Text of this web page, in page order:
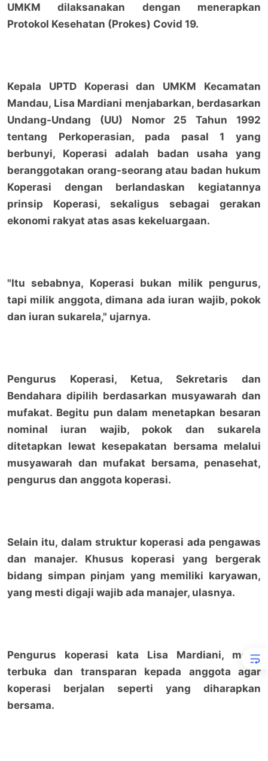
UMKM dilaksanakan dengan menerapkan
Protokol Kesehatan (Prokes) Covid 19.
Kepala UPTD Koperasi dan UMKM Kecamatan
Mandau, Lisa Mardiani menjabarkan, berdasarkan
Undang-Undang (UU) Nomor 25 Tahun 1992
tentang Perkoperasian, pada pasal 1 yang
berbunyi, Koperasi adalah badan usaha yang
beranggotakan orang-seorang atau badan hukum
Koperasi dengan berlandaskan kegiatannya
prinsip Koperasi, sekaligus sebagai gerakan
ekonomi rakyat atas asas kekeluargaan.
"Itu sebabnya, Koperasi bukan milik pengurus,
tapi milik anggota, dimana ada iuran wajib, pokok
dan iuran sukarela," ujarnya.
Pengurus Koperasi, Ketua, Sekretaris dan
Bendahara dipilih berdasarkan musyawarah dan
mufakat. Begitu pun dalam menetapkan besaran
nominal iuran wajib, pokok dan sukarela
ditetapkan lewat kesepakatan bersama melalui
musyawarah dan mufakat bersama, penasehat,
pengurus dan anggota koperasi.
Selain itu, dalam struktur koperasi ada pengawas
dan manajer. Khusus koperasi yang bergerak
bidang simpan pinjam yang memiliki karyawan,
yang mesti digaji wajib ada manajer, ulasnya.
Pengurus koperasi kata Lisa Mardiani, mesti
terbuka dan transparan kepada anggota agar
koperasi berjalan seperti yang diharapkan
bersama.